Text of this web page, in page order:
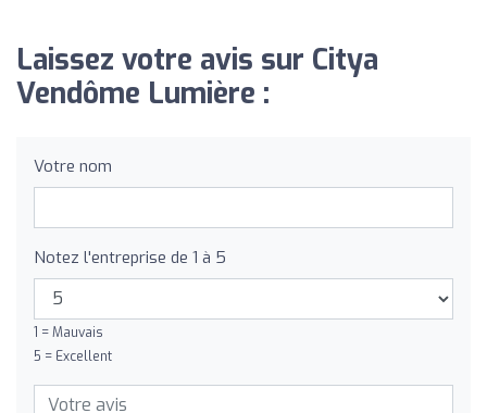
Laissez votre avis sur Citya
Vendôme Lumière :
Votre nom
Notez l'entreprise de 1 à 5
1 = Mauvais
5 = Excellent